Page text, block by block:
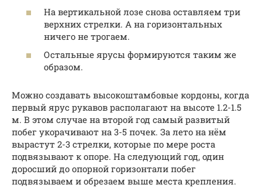
На вертикальной лозе снова оставляем три
верхних стрелки. А на горизонтальных
ничего не трогаем.
Остальные ярусы формируются таким же
образом.
Можно создавать высокоштамбовые кордоны, когда
первый ярус рукавов располагают на высоте 1.2-1.5
м. В этом случае на второй год самый развитый
побег укорачивают на 3-5 почек. За лето на нём
вырастут 2-3 стрелки, которые по мере роста
подвязывают к опоре. На следующий год, один
доросший до опорной горизонтали побег
подвязываем и обрезаем выше места крепления.